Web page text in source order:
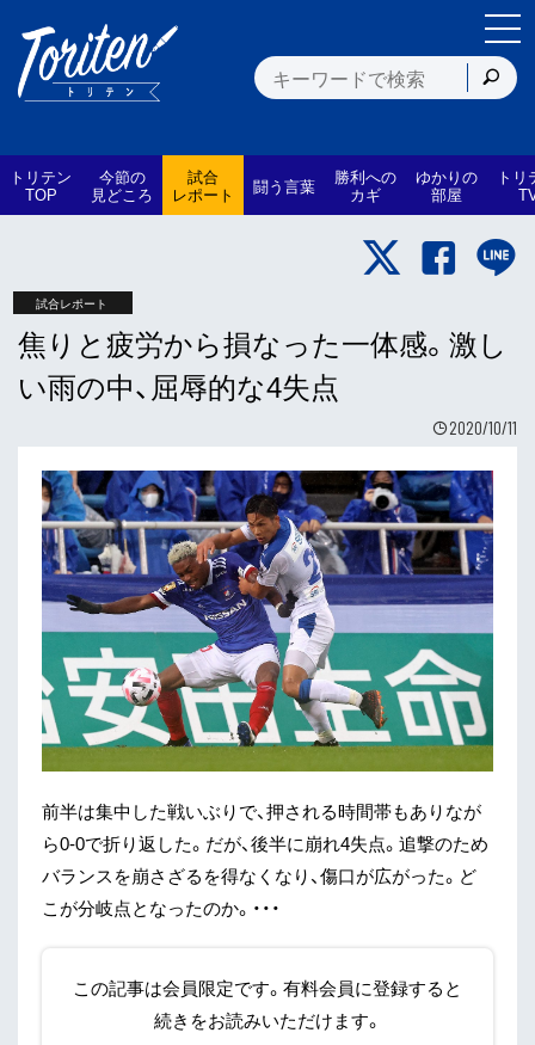
トリテン
TOP
今節の
見どころ
試合
レポート 闘う言葉 勝利への
カギ
ゆかりの
部屋
トリ
試合レポート
焦りと疲労から損なった一体感。激し
い雨の中、屈辱的な4失点
2020/10/11
前半は集中した戦いぶりで、押される時間帯もありなが
ら0-0で折り返した。だが、後半に崩れ4失点。追撃のため
バランスを崩さざるを得なくなり、傷口が広がった。ど
こが分岐点となったのか。・・・
この記事は会員限定です。有料会員に登録すると
続きをお読みいただけます。